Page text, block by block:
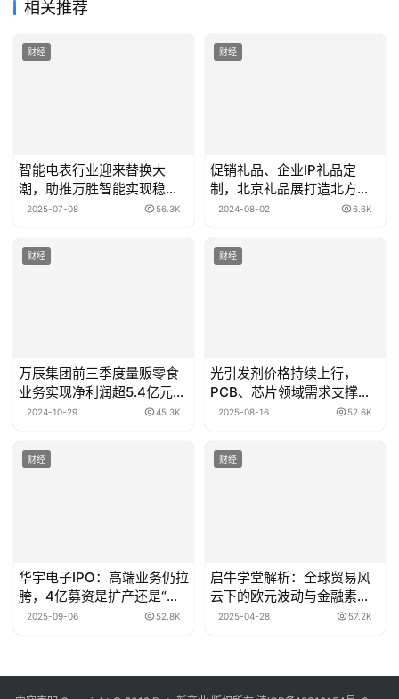
相关推荐
财经
智能电表行业迎来替换大
潮，助推万胜智能实现稳健
成长
2025-07-08 56.3K
财经
促销礼品、企业IP礼品定
制，北京礼品展打造北方企
业强大供应链
2024-08-02 6.6K
财经
万辰集团前三季度量贩零食
业务实现净利润超5.4亿元，
净利率持续提升
2024-10-29 45.3K
财经
光引发剂价格持续上行，
PCB、芯片领域需求支撑，
头部企业有望受益
2025-08-16 52.6K
财经
华宇电子IPO：高端业务仍拉
胯，4亿募资是扩产还是“填
窟窿”？
2025-09-06 52.8K
财经
启牛学堂解析：全球贸易风
云下的欧元波动与金融素养
提升
2025-04-28 57.2K